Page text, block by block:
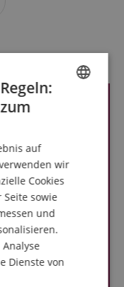
FRENCH
ITALIAN
SPANISH
auf
wir
Cookies
sowie
und
Dienste von